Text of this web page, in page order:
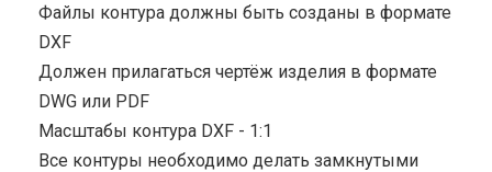
Файлы контура должны быть созданы в формате
DXF
Должен прилагаться чертёж изделия в формате
DWG или PDF
Масштабы контура DXF - 1:1
Все контуры необходимо делать замкнутыми